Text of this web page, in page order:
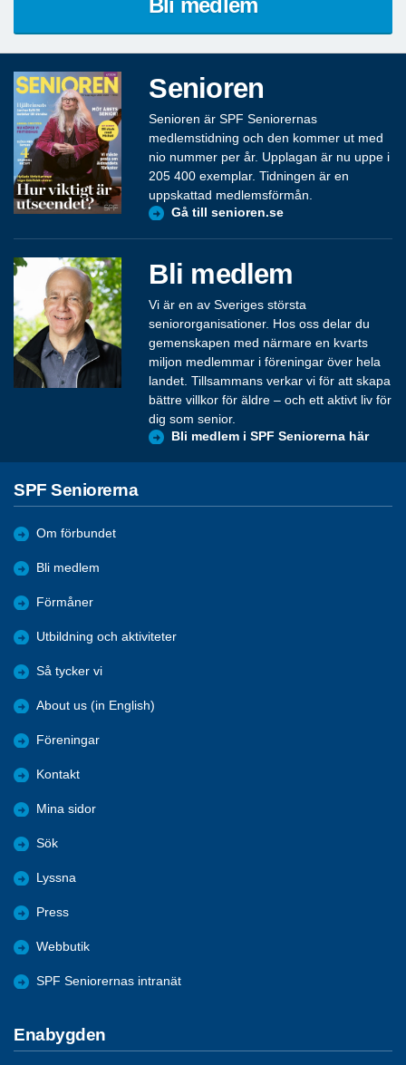
Bli medlem
Senioren
Senioren är SPF Seniorernas
medlemstidning och den kommer ut med
nio nummer per år. Upplagan är nu uppe i
205 400 exemplar. Tidningen är en
uppskattad medlemsförmån.
Gå till senioren.se
Bli medlem
Vi är en av Sveriges största
seniororganisationer. Hos oss delar du
gemenskapen med närmare en kvarts
miljon medlemmar i föreningar över hela
landet. Tillsammans verkar vi för att skapa
bättre villkor för äldre – och ett aktivt liv för
dig som senior.
Bli medlem i SPF Seniorerna här
SPF Seniorerna
Om förbundet
Bli medlem
Förmåner
Utbildning och aktiviteter
Så tycker vi
About us (in English)
Föreningar
Kontakt
Mina sidor
Sök
Lyssna
Press
Webbutik
SPF Seniorernas intranät
Enabygden